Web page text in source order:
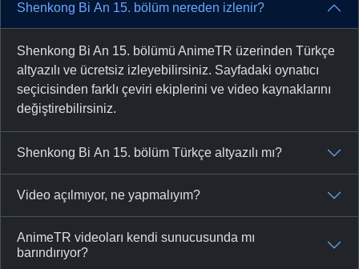
Shenkong Bi An 15. bölüm nereden izlenir?
Shenkong Bi An 15. bölümü AnimeTR üzerinden Türkçe
altyazılı ve ücretsiz izleyebilirsiniz. Sayfadaki oynatıcı
seçicisinden farklı çeviri ekiplerini ve video kaynaklarını
değiştirebilirsiniz.
Shenkong Bi An 15. bölüm Türkçe altyazılı mı?
Video açılmıyor, ne yapmalıyım?
AnimeTR videoları kendi sunucusunda mı
barındırıyor?